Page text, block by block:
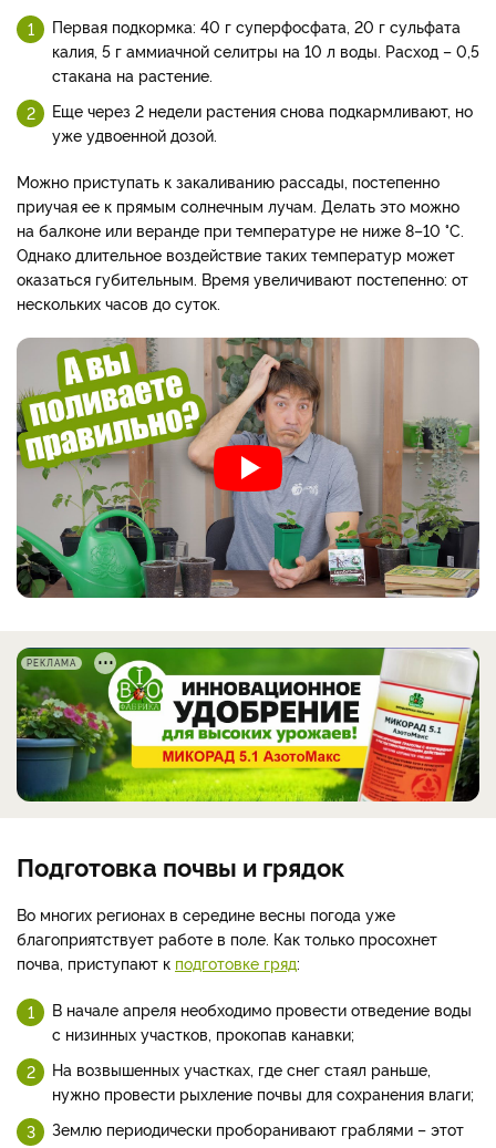
Первая подкормка: 40 г суперфосфата, 20 г сульфата
калия, 5 г аммиачной селитры на 10 л воды. Расход – 0,5
стакана на растение.
Еще через 2 недели растения снова подкармливают, но
уже удвоенной дозой.
Можно приступать к закаливанию рассады, постепенно
приучая ее к прямым солнечным лучам. Делать это можно
на балконе или веранде при температуре не ниже 8–10 °С.
Однако длительное воздействие таких температур может
оказаться губительным. Время увеличивают постепенно: от
нескольких часов до суток.
РЕКЛАМА
Подготовка почвы и грядок
Во многих регионах в середине весны погода уже
благоприятствует работе в поле. Как только просохнет
почва, приступают к подготовке гряд:
В начале апреля необходимо провести отведение воды
с низинных участков, прокопав канавки;
На возвышенных участках, где снег стаял раньше,
нужно провести рыхление почвы для сохранения влаги;
Землю периодически проборанивают граблями – этот